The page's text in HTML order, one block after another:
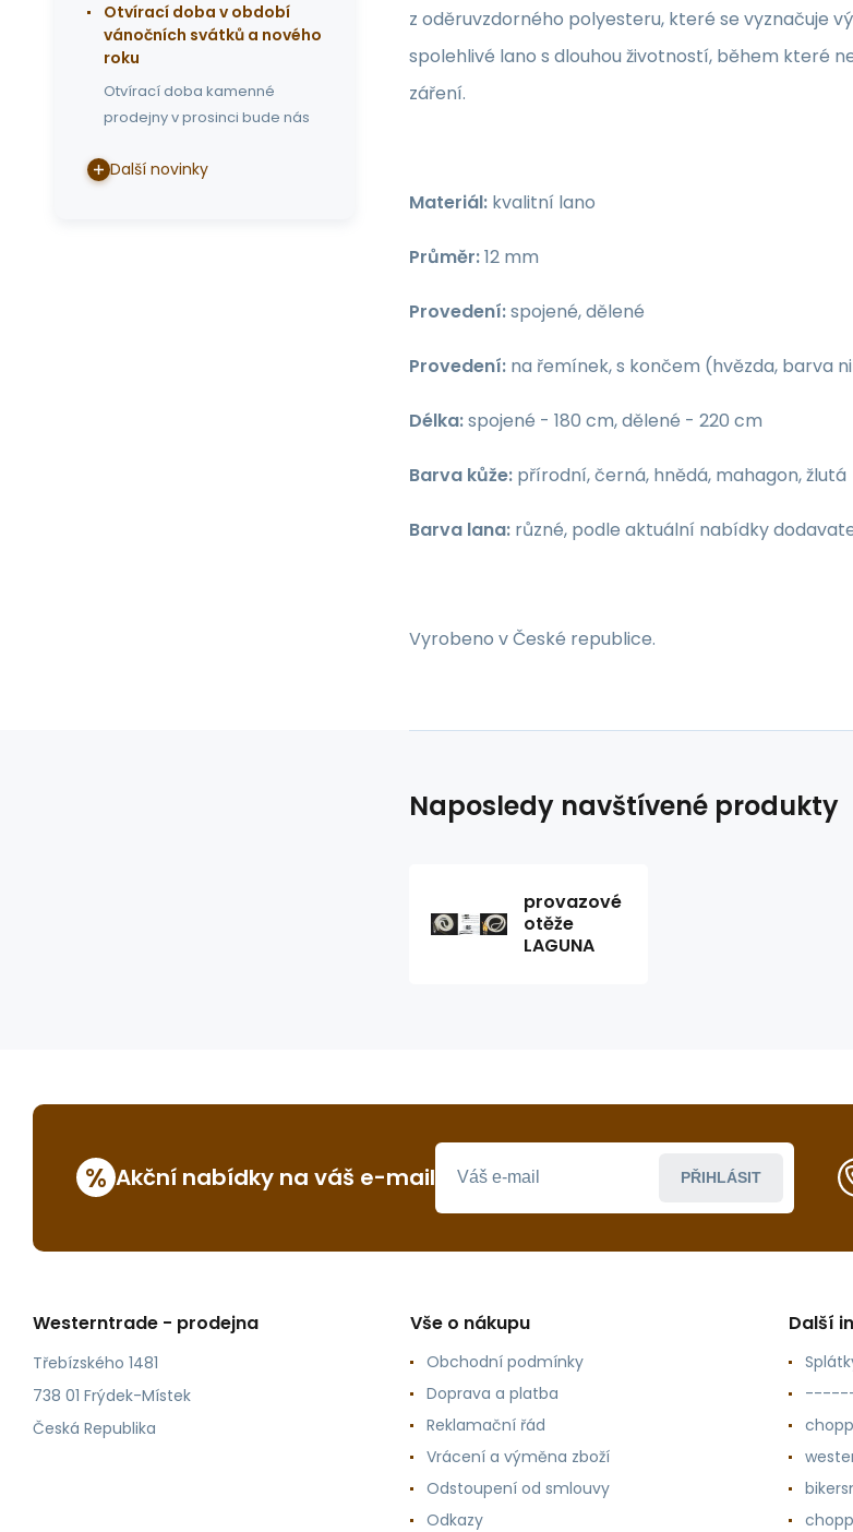
z oděruvzdorného polyesteru, které se vyznačuje
spolehlivé lano s dlouhou životností, během které
záření.
Materiál: kvalitní lano
Průměr:12 mm
Provedení:spojené, dělené
Provedení: na řemínek, s končem (hvězda, barva
Délka:spojené - 180 cm, dělené - 220 cm
Barva kůže: přírodní, černá, hnědá, mahagon, žlutá
Barva lana: různé, podle aktuální nabídky
Vyrobeno v České republice.
Otvírací doba v období
vánočních svátků a nového
roku
Otvírací doba kamenné
prodejny v prosinci bude nás
Další novinky
Naposledy navštívené produkty
provazové
otěže
LAGUNA
% Akční nabídky na váš e-mail PŘIHLÁSIT
Westerntrade - prodejna
Třebízského 1481
738 01 Frýdek-Místek
Česká Republika
Vše o nákupu
Obchodní podmínky
Doprava a platba
Reklamační řád
Vrácení a výměna zboží
Odstoupení od smlouvy
Odkazy
Další